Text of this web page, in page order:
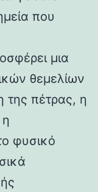
που
μια
θεμελίων
της πέτρας, η
φυσικό